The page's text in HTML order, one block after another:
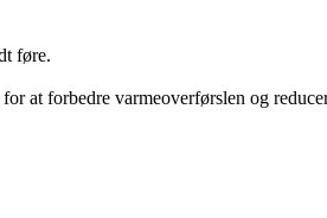
føre.
at forbedre varmeoverførslen og